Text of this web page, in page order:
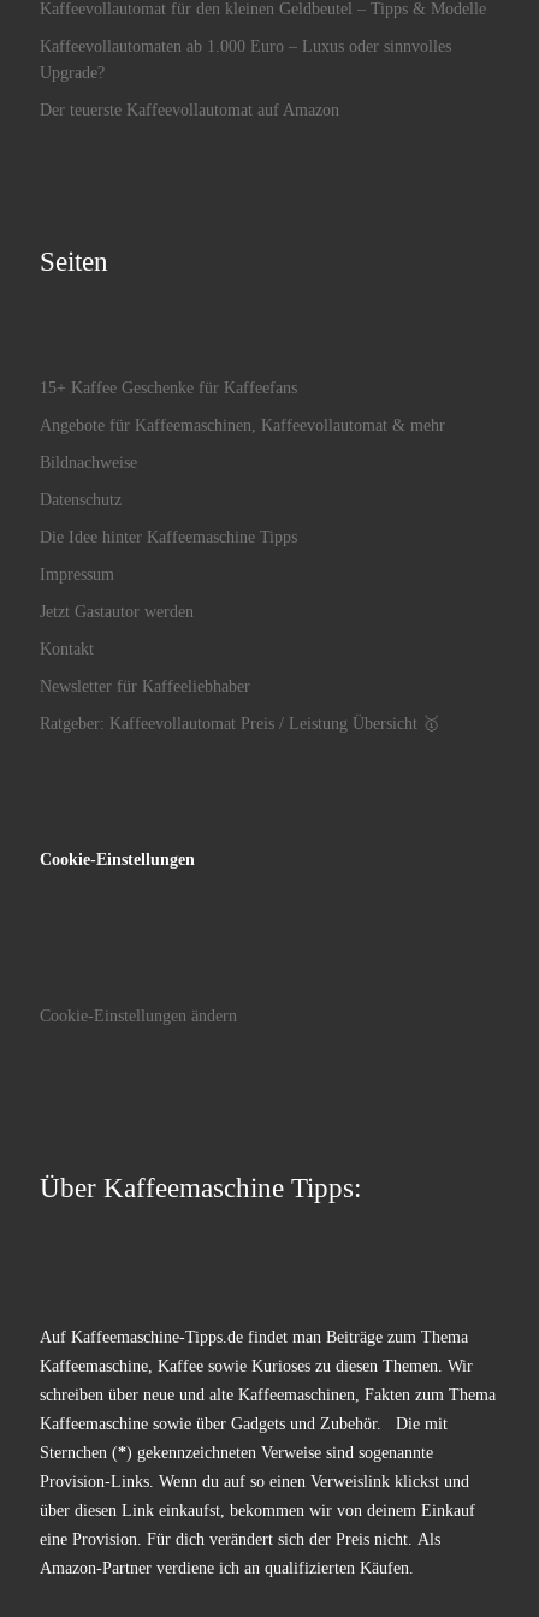
Kaffeevollautomat für den kleinen Geldbeutel – Tipps & Modelle
Kaffeevollautomaten ab 1.000 Euro – Luxus oder sinnvolles
Upgrade?
Der teuerste Kaffeevollautomat auf Amazon
Seiten
15+ Kaffee Geschenke für Kaffeefans
Angebote für Kaffeemaschinen, Kaffeevollautomat & mehr
Bildnachweise
Datenschutz
Die Idee hinter Kaffeemaschine Tipps
Impressum
Jetzt Gastautor werden
Kontakt
Newsletter für Kaffeeliebhaber
Ratgeber: Kaffeevollautomat Preis / Leistung Übersicht 🥇
Cookie-Einstellungen
Cookie-Einstellungen ändern
Über Kaffeemaschine Tipps:
Auf Kaffeemaschine-Tipps.de findet man Beiträge zum Thema
Kaffeemaschine, Kaffee sowie Kurioses zu diesen Themen. Wir
schreiben über neue und alte Kaffeemaschinen, Fakten zum Thema
Kaffeemaschine sowie über Gadgets und Zubehör. Die mit
Sternchen (*) gekennzeichneten Verweise sind sogenannte
Provision-Links. Wenn du auf so einen Verweislink klickst und
über diesen Link einkaufst, bekommen wir von deinem Einkauf
eine Provision. Für dich verändert sich der Preis nicht. Als
Amazon-Partner verdiene ich an qualifizierten Käufen.